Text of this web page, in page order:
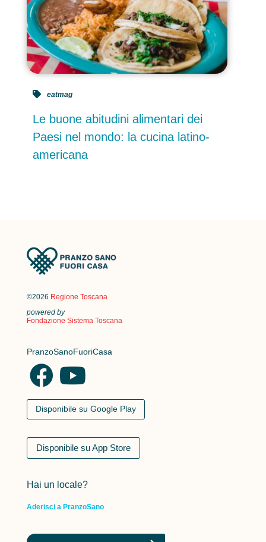
Le buone abitudini alimentari dei
Paesi nel mondo: la cucina latino-
americana
eatmag
©2026 Regione Toscana
powered by
Fondazione Sistema Toscana
PranzoSanoFuoriCasa
Disponibile su Google Play
Disponibile su App Store
Hai un locale?
Aderisci a PranzoSano